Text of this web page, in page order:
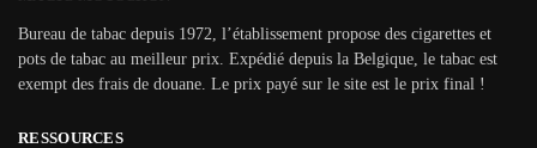
Bureau de tabac depuis 1972, l’établissement propose des cigarettes et
pots de tabac au meilleur prix. Expédié depuis la Belgique, le tabac est
exempt des frais de douane. Le prix payé sur le site est le prix final !
RESSOURCES